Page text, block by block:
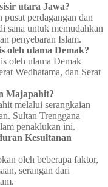
utara Jawa?
pusat perdagangan dan
sana untuk memudahkan
penyebaran Islam.
oleh ulama Demak?
oleh ulama Demak
Wedhatama, dan Serat
Majapahit?
melalui serangkaian
Sultan Trenggana
penaklukan ini.
Kesultanan
oleh beberapa faktor,
serangan dari